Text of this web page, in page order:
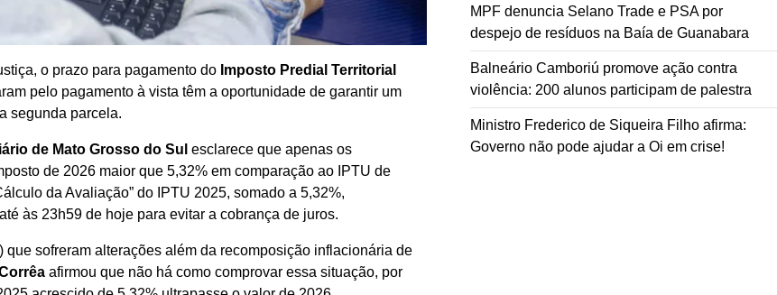
o prazo para pagamento do Imposto Predial Territorial
pelo pagamento à vista têm a oportunidade de garantir um
segunda parcela.
de Mato Grosso do Sul esclarece que apenas os
de 2026 maior que 5,32% em comparação ao IPTU de
da Avaliação” do IPTU 2025, somado a 5,32%,
às 23h59 de hoje para evitar a cobrança de juros.
que sofreram alterações além da recomposição inflacionária de
afirmou que não há como comprovar essa situação, por
MPF denuncia Selano Trade e PSA por
despejo de resíduos na Baía de Guanabara
Balneário Camboriú promove ação contra
violência: 200 alunos participam de palestra
Ministro Frederico de Siqueira Filho afirma:
Governo não pode ajudar a Oi em crise!